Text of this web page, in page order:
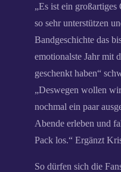
„Es ist ein großartiges
so sehr unterstützen
Bandgeschichte das
emotionalste Jahr mit
geschenkt haben“
„Deswegen wollen
nochmal ein paar
Abende erleben und
Pack los.“ Ergänzt
So dürfen sich die